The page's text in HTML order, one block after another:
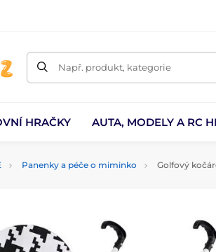
Např. produkt, kategorie
HRAČKY AUTA, MODELY A RC
Panenky a péče o miminko Golfový